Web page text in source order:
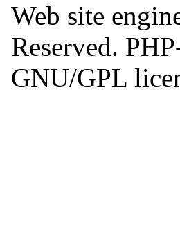
Web site
Reserved.
GNU/GPL